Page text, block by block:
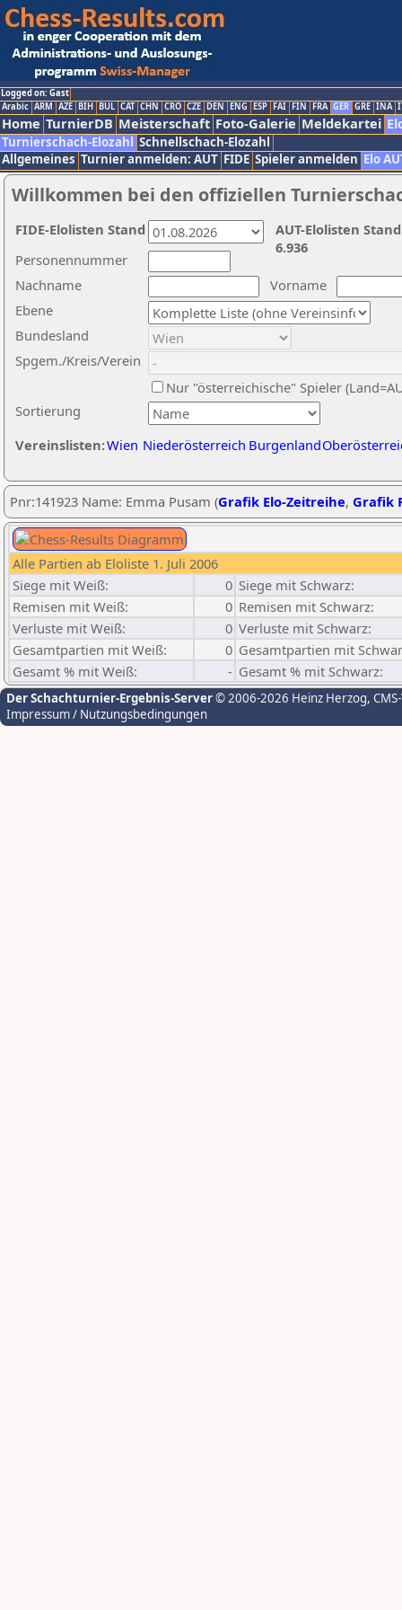
Logged on: Gast
Arabic ARM AZE BIH BUL CAT CHN CRO CZE DEN ENG ESP FAI FIN FRA GER GRE INA
Home TurnierDB Meisterschaft Foto-Galerie Meldekartei
Turnierschach-Elozahl Schnellschach-Elozahl
Allgemeines Turnier anmelden: AUT FIDE Spieler anmelden Elo
Willkommen bei den offiziellen
Nachname
Vorname
Ebene
Sortierung
Personennummer
Bundesland
Spgem./Kreis/Verein
Nur "österreichische" Spieler
Vereinslisten:Wien Niederösterreich Burgenland
AUT-Elolisten
6.936
FIDE-Elolisten Stand
Pnr:141923 Name: Emma Pusam (Grafik Elo-Zeitreihe, Grafik
Alle Partien ab Eloliste 1. Juli 2006
Siege mit Weiß:
0 Siege mit Schwarz:
Remisen mit Weiß:
0 Remisen mit Schwarz:
Verluste mit Weiß:
0 Verluste mit Schwarz:
Gesamtpartien mit Weiß:
0 Gesamtpartien mit
Gesamt % mit Weiß:
- Gesamt % mit Schwarz:
Der Schachturnier-Ergebnis-Server© 2006-2026 Heinz Herzog,
Impressum / Nutzungsbedingungen